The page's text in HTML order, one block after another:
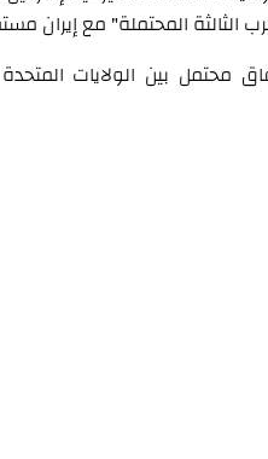
الثالثة المحتملة" مع إيران
محتمل بين الولايات المتحدة